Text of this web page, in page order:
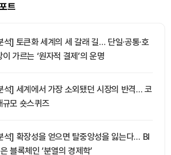
트
석] 토큰화 세계의 세 갈래 길… 단일·공통·호
가르는 ‘원자적 결제’의 운명
석] 세계에서 가장 소외됐던 시장의 반격… 코
규모 숏스퀴즈
석] 확장성을 얻으면 탈중앙성을 잃는다… BI
블록체인 ‘분열의 경제학’